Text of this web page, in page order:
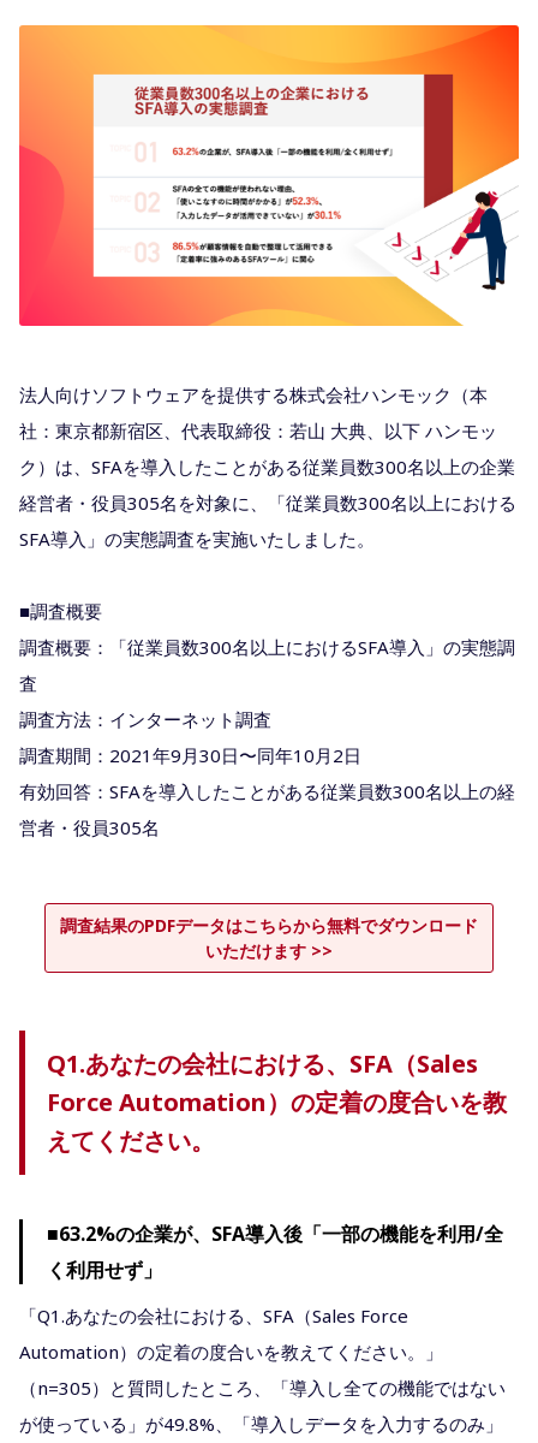
法人向けソフトウェアを提供する株式会社ハンモック（本
社：東京都新宿区、代表取締役：若山 大典、以下 ハンモッ
ク）は、SFAを導入したことがある従業員数300名以上の企業
経営者・役員305名を対象に、「従業員数300名以上における
SFA導入」の実態調査を実施いたしました。
■調査概要
調査概要：「従業員数300名以上におけるSFA導入」の実態調
査
調査方法：インターネット調査
調査期間：2021年9月30日〜同年10月2日
有効回答：SFAを導入したことがある従業員数300名以上の経
営者・役員305名
調査結果のPDFデータはこちらから無料でダウンロード
いただけます >>
Q1.あなたの会社における、SFA（Sales
Force Automation）の定着の度合いを教
えてください。
■63.2%の企業が、SFA導入後「一部の機能を利用/全
く利用せず」
「Q1.あなたの会社における、SFA（Sales Force
Automation）の定着の度合いを教えてください。」
（n=305）と質問したところ、「導入し全ての機能ではない
が使っている」が49.8%、「導入しデータを入力するのみ」